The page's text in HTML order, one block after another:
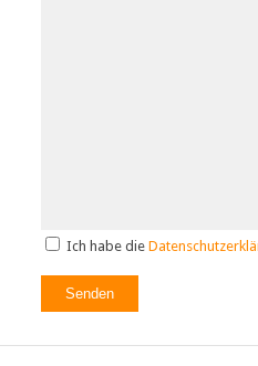
Ich habe die